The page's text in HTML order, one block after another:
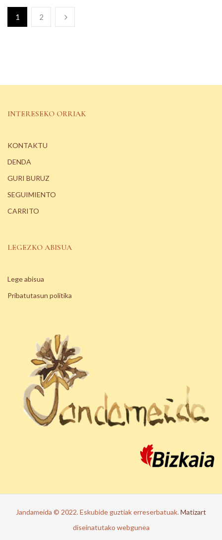
1 2
INTERESEKO ORRIAK
KONTAKTU
DENDA
GURI BURUZ
SEGUIMIENTO
CARRITO
LEGEZKO ABISUA
Lege abisua
Pribatutasun politika
Jandameida © 2022. Eskubide guztiak erreserbatuak.Matizart
diseinatutako webgunea